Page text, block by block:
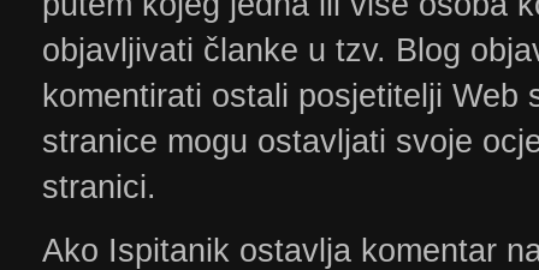
objavljivati članke u tzv. Blog
komentirati ostali posjetitelji Web
stranice mogu ostavljati svoje
stranici.
Ako Ispitanik ostavlja komentar